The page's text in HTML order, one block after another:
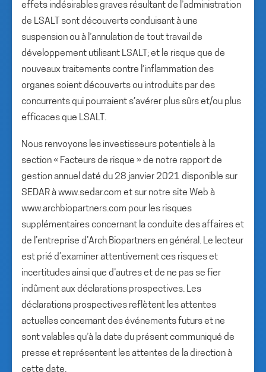
effets indésirables graves résultant de l’administration
de LSALT sont découverts conduisant à une
suspension ou à l’annulation de tout travail de
développement utilisant LSALT; et le risque que de
nouveaux traitements contre l’inflammation des
organes soient découverts ou introduits par des
concurrents qui pourraient s’avérer plus sûrs et/ou plus
efficaces que LSALT.
Nous renvoyons les investisseurs potentiels à la
section « Facteurs de risque » de notre rapport de
gestion annuel daté du 28 janvier 2021 disponible sur
SEDAR à www.sedar.com et sur notre site Web à
www.archbiopartners.com pour les risques
supplémentaires concernant la conduite des affaires et
de l’entreprise d’Arch Biopartners en général. Le lecteur
est prié d’examiner attentivement ces risques et
incertitudes ainsi que d’autres et de ne pas se fier
indûment aux déclarations prospectives. Les
déclarations prospectives reflètent les attentes
actuelles concernant des événements futurs et ne
sont valables qu’à la date du présent communiqué de
presse et représentent les attentes de la direction à
cette date.